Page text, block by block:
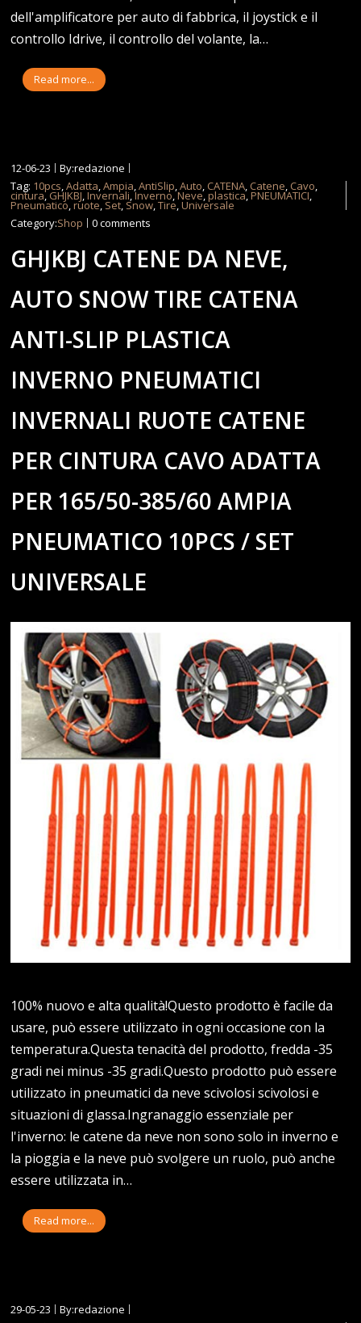
dell'amplificatore per auto di fabbrica, il joystick e il
controllo Idrive, il controllo del volante, la…
Read more...
12-06-23
By:redazione
Tag: 10pcs,Adatta,Ampia,AntiSlip,Auto, CATENA, Catene, Cavo,
cintura, GHJKBJ,Invernali,Inverno,Neve,plastica,PNEUMATICI,
Pneumatico,ruote, Set, Snow,Tire,Universale
Category:Shop 0 comments
GHJKBJ CATENE DA NEVE,
AUTO SNOW TIRE CATENA
ANTI-SLIP PLASTICA
INVERNO PNEUMATICI
INVERNALI RUOTE CATENE
PER CINTURA CAVO ADATTA
PER 165/50-385/60 AMPIA
PNEUMATICO 10PCS / SET
UNIVERSALE
100% nuovo e alta qualità!Questo prodotto è facile da
usare, può essere utilizzato in ogni occasione con la
temperatura.Questa tenacità del prodotto, fredda -35
gradi nei minus -35 gradi.Questo prodotto può essere
utilizzato in pneumatici da neve scivolosi scivolosi e
situazioni di glassa.Ingranaggio essenziale per
l'inverno: le catene da neve non sono solo in inverno e
la pioggia e la neve può svolgere un ruolo, può anche
essere utilizzata in…
Read more...
29-05-23
By:redazione